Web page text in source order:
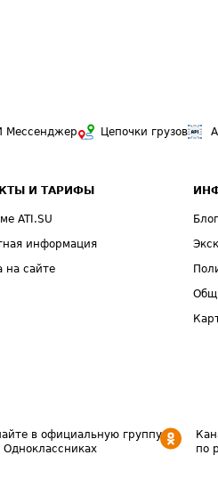
Мессенджер Цепочки грузов
И ТАРИФЫ
ATI.SU
информация
на сайте
Блог
в официальную группу
Одноклассниках
по